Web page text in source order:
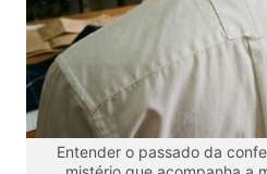
Entender o passado da